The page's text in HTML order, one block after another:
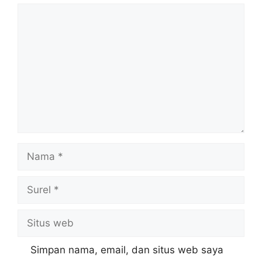
Nama
Surel
Situs
web
Simpan nama, email, dan situs web saya